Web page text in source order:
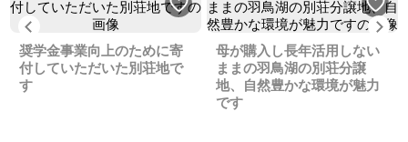
Previous
奨学金事業向上のために寄
付していただいた別荘地で
す
母が購入し長年活用しない
ままの羽鳥湖の別荘分譲
地、自然豊かな環境が魅力
です